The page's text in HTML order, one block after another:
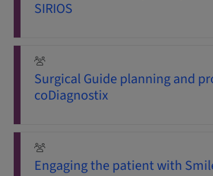
SIRIOS
Surgical Guide planning and
coDiagnostix
Engaging the patient with